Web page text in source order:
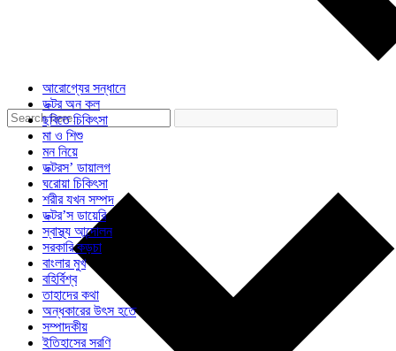
আরোগ্যের সন্ধানে
ডক্টর অন কল
ছবিতে চিকিৎসা
মা ও শিশু
মন নিয়ে
ডক্টরস’ ডায়ালগ
ঘরোয়া চিকিৎসা
শরীর যখন সম্পদ
ডক্টর’স ডায়েরি
স্বাস্থ্য আন্দোলন
সরকারি কড়চা
বাংলার মুখ
বহির্বিশ্ব
তাহাদের কথা
অন্ধকারের উৎস হতে
সম্পাদকীয়
ইতিহাসের সরণি